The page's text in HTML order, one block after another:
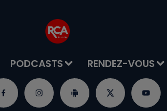
PODCASTS RENDEZ-VOUS